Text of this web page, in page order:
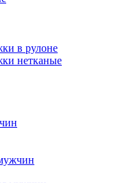
в рулоне
нетканые